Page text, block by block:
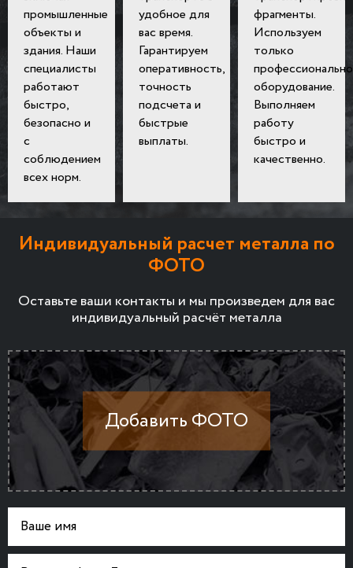
промышленные
объекты и
здания. Наши
специалисты
работают
быстро,
безопасно и
с
соблюдением
всех норм.
удобное для
вас время.
Гарантируем
оперативность,
точность
подсчета и
быстрые
выплаты.
фрагменты.
Используем
только
оборудование.
Выполняем
работу
быстро и
качественно.
Индивидуальный расчет металла по
ФОТО
Оставьте ваши контакты и мы произведем для вас
индивидуальный расчёт металла